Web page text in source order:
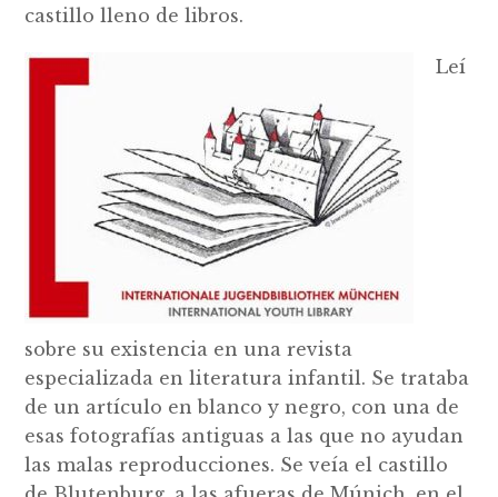
castillo lleno de libros.
Leí
sobre su existencia en una revista
especializada en literatura infantil. Se trataba
de un artículo en blanco y negro, con una de
esas fotografías antiguas a las que no ayudan
las malas reproducciones. Se veía el castillo